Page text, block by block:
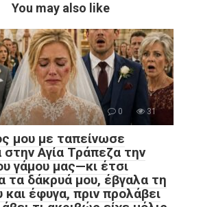
You may also like
0 31
μου με ταπείνωσε
Αγία Τράπεζα την
γάμου μας—κι έτσι
τα δάκρυά μου, έβγαλα τη
και έφυγα, πριν προλάβει